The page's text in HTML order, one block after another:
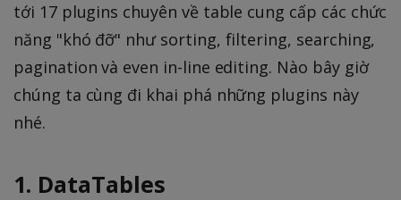
tới 17 plugins chuyên về table cung cấp các chức
năng "khó đỡ" như sorting, filtering, searching,
pagination và even in-line editing. Nào bây giờ
chúng ta cùng đi khai phá những plugins này
nhé.
1. DataTables